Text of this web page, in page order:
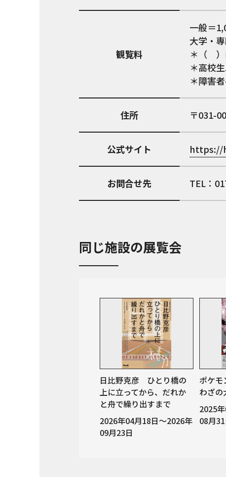
観覧料
一般＝
大学・
＊（ ）
＊高校
＊障害
住所 031-
公式サイト https://
お問合せ先 TEL：
同じ施設の展覧会
日比野克彦 ひとり橋の
上に立ってから、だれか
と舟で繰り出すまで
2026年04月18日～2026年
09月23日
ポケ
わざ
2025
08月